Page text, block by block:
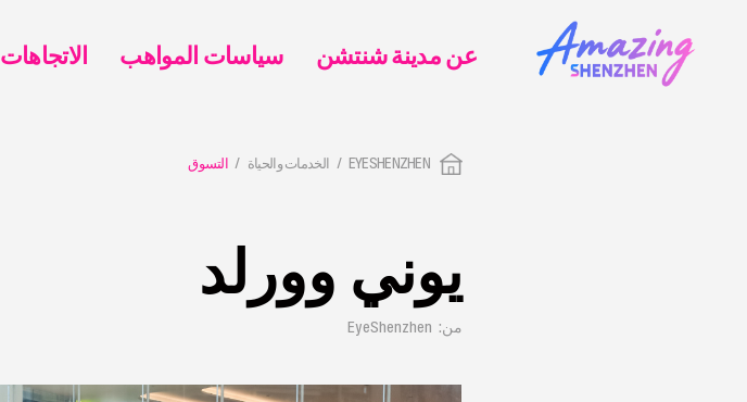
EYESHENZHEN الخدمات والحياة التسوق
يوني وورلد
من: EyeShenzhen
عن مدينة شنتشن ‎سياسات المواهب الاتجاهات